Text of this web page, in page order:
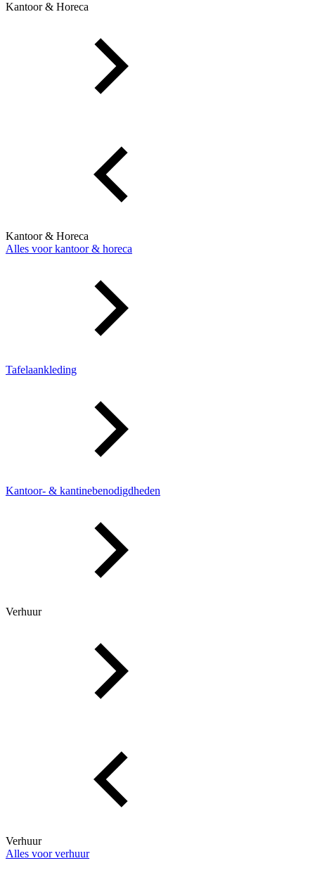
Kantoor & Horeca
Kantoor & Horeca
Alles voor kantoor & horeca
Tafelaankleding
Kantoor- & kantinebenodigdheden
Verhuur
Verhuur
Alles voor verhuur